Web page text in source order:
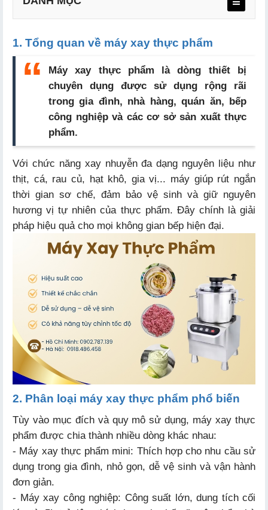
1. Tổng quan về máy xay thực phẩm
Máy xay thực phẩm là dòng thiết bị
chuyên dụng được sử dụng rộng rãi
trong gia đình, nhà hàng, quán ăn, bếp
công nghiệp và các cơ sở sản xuất thực
phẩm.
Với chức năng xay nhuyễn đa dạng nguyên liệu như
thịt, cá, rau củ, hạt khô, gia vị... máy giúp rút ngắn
thời gian sơ chế, đảm bảo vệ sinh và giữ nguyên
hương vị tự nhiên của thực phẩm. Đây chính là giải
pháp hiệu quả cho mọi không gian bếp hiện đại.
2. Phân loại máy xay thực phẩm phổ biến
Tùy vào mục đích và quy mô sử dụng, máy xay thực
phẩm được chia thành nhiều dòng khác nhau:
- Máy xay thực phẩm mini: Thích hợp cho nhu cầu sử
dụng trong gia đình, nhỏ gọn, dễ vệ sinh và vận hành
đơn giản.
- Máy xay công nghiệp: Công suất lớn, dung tích cối